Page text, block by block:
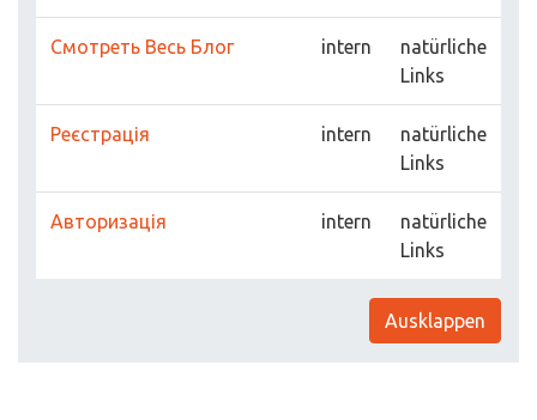
Смотреть Весь Блог intern
natürliche
Links
Реєстрація intern
natürliche
Links
Авторизація intern
natürliche
Links
Ausklappen